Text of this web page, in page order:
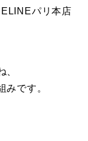
パリ本店
、
みです。